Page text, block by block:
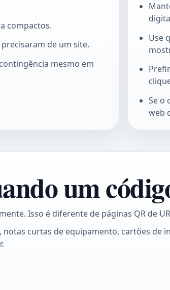
compactos.
de um site.
mesmo em
Use
Se o
web
um
Isso é diferente de páginas QR de
curtas de equipamento, cartões de